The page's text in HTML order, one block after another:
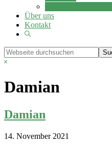
Über uns
Kontakt
Show
Webseite
durchsuchen
Hide
Damian
Damian
14. November 2021